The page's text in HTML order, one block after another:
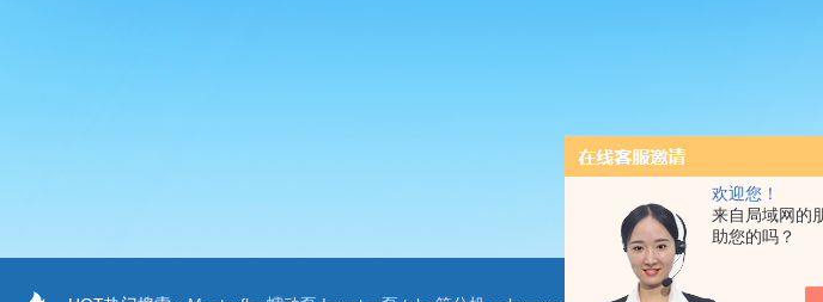
欢迎您！
来自局域网的
助您的吗？